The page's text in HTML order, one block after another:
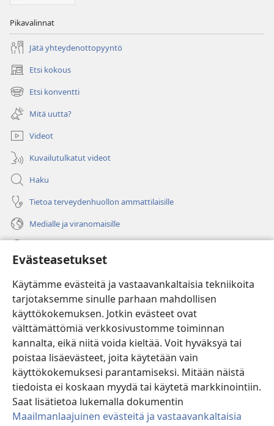
Evästeasetukset
Käytämme evästeitä ja vastaavankaltaisia tekniikoita
tarjotaksemme sinulle parhaan mahdollisen
käyttökokemuksen. Jotkin evästeet ovat
välttämättömiä verkkosivustomme toiminnan
kannalta, eikä niitä voida kieltää. Voit hyväksyä tai
poistaa lisäevästeet, joita käytetään vain
käyttökokemuksesi parantamiseksi. Mitään näistä
tiedoista ei koskaan myydä tai käytetä markkinointiin.
Saat lisätietoa lukemalla dokumentin
Maailmanlaajuinen evästeitä ja vastaavankaltaisia
Pikavalinnat
Jätä yhteydenottopyyntö
Etsi kokous
(avaa
uuden
ikkunan)
Etsi konventti
(avaa
uuden
ikkunan)
Mitä uutta?
Videot
Kuvailutulkatut videot
Haku
Tietoa terveydenhuollon ammattilaisille
Medialle ja viranomaisille
(avaa
uuden
ikkunan)Vartiotornin VERKKOKIRJASTO
(avaa
uuden
ikkunan)JW Hub ®
(avaa
uuden
ikkunan)
®
Watchtower Library